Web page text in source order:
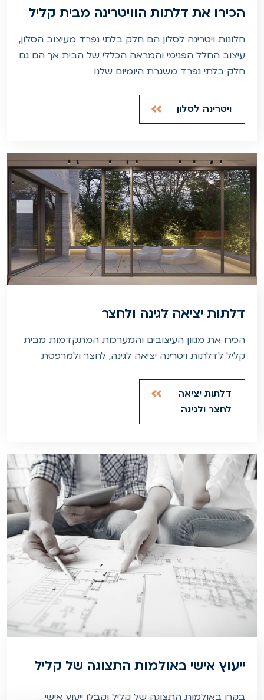
הכירו את דלתות הוויטרינה מבית קליל
חלונות ויטרינה לסלון הם חלק בלתי נפרד מעיצוב הסלון,
עיצוב החלל הפנימי והמראה הכללי של הבית אך הם גם
חלק בלתי נפרד משגרת היומיום שלנו
ויטרינה לסלון
דלתות יציאה לגינה ולחצר
הכירו את מגוון העיצובים והמערכות המתקדמות מבית
קליל לדלתות ויטרינה יציאה לגינה, לחצר ולמרפסת
דלתות יציאה
לחצר ולגינה
ייעוץ אישי באולמות התצוגה של קליל
בקרו באולמות התצוגה של קליל וקבלו ייעוץ אישי